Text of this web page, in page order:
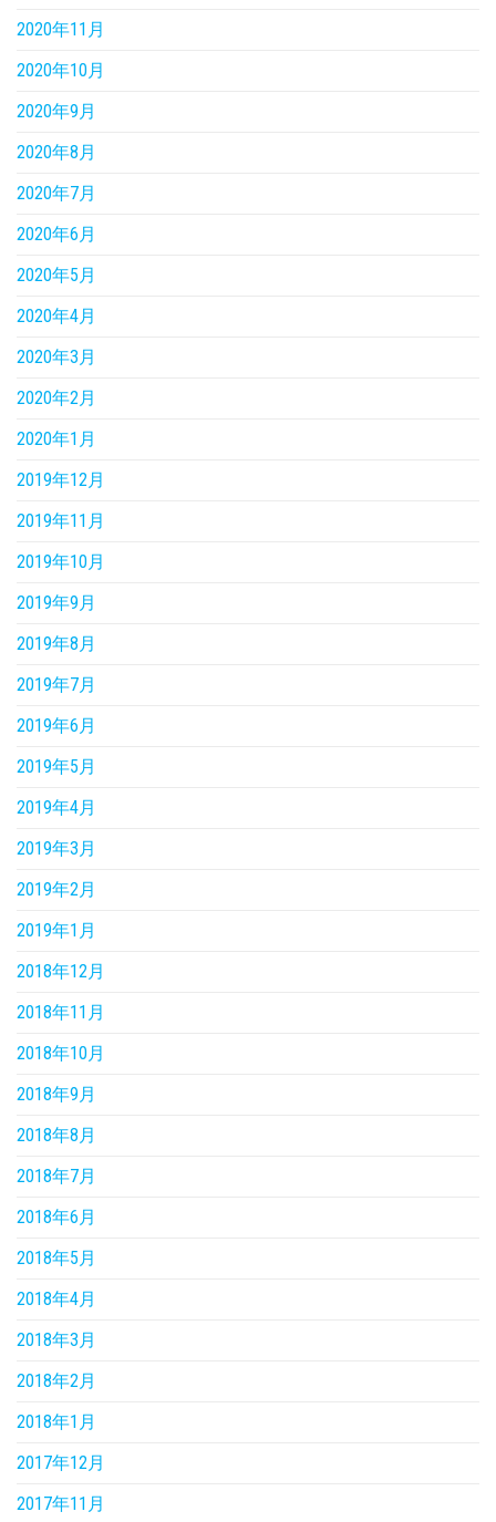
2020年11月
2020年10月
2020年9月
2020年8月
2020年7月
2020年6月
2020年5月
2020年4月
2020年3月
2020年2月
2020年1月
2019年12月
2019年11月
2019年10月
2019年9月
2019年8月
2019年7月
2019年6月
2019年5月
2019年4月
2019年3月
2019年2月
2019年1月
2018年12月
2018年11月
2018年10月
2018年9月
2018年8月
2018年7月
2018年6月
2018年5月
2018年4月
2018年3月
2018年2月
2018年1月
2017年12月
2017年11月